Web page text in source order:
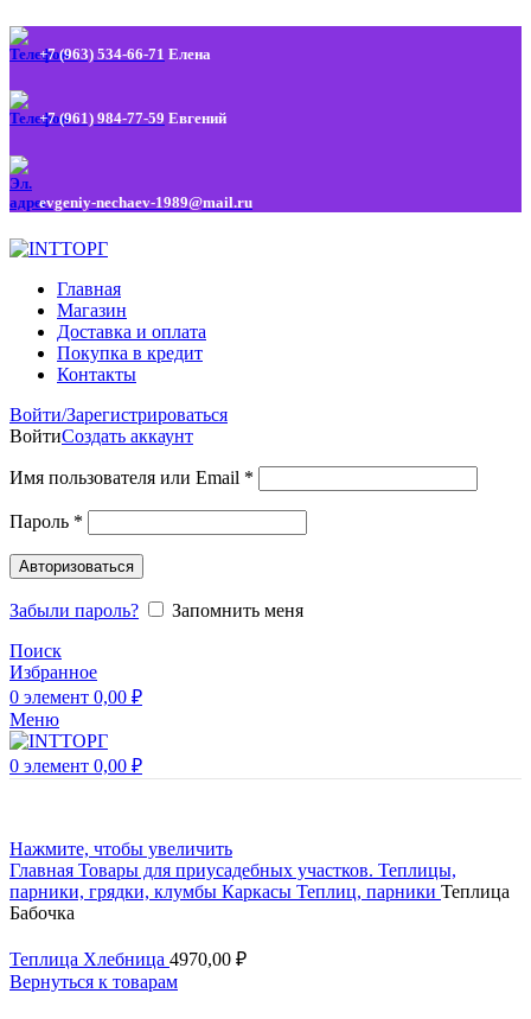
+7 (963) 534-66-71 Елена
+7 (961) 984-77-59 Евгений
evgeniy-nechaev-1989@mail.ru
Главная
Магазин
Доставка и оплата
Покупка в кредит
Контакты
Войти/Зарегистрироваться
ВойтиСоздать аккаунт
Имя пользователя или Email *
Пароль *
Авторизоваться
Забыли пароль?
Запомнить меня
Поиск
Избранное
0 элемент 0,00 ₽
Меню
0 элемент 0,00 ₽
Нажмите, чтобы увеличить
Главная Товары для приусадебных участков. Теплицы,
парники, грядки, клумбы Каркасы Теплиц, парники Теплица
Бабочка
Теплица Хлебница 4970,00 ₽
Вернуться к товарам